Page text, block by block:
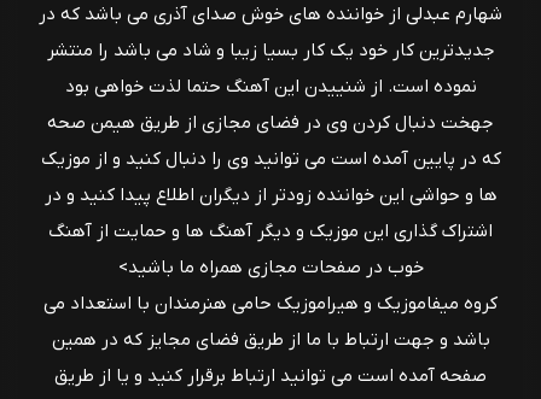
شهارم عبدلی از خواننده های خوش صدای آذری می باشد که در
جدیدترین کار خود یک کار بسیا زیبا و شاد می باشد را منتشر
نموده است. از شنییدن این آهنگ حتما لذت خواهی بود
جهخت دنبال کردن وی در فضای مجازی از طریق هیمن صحه
که در پایین آمده است می توانید وی را دنبال کنید و از موزیک
ها و حواشی این خواننده زودتر از دیگران اطلاع پیدا کنید و در
اشتراک گذاری این موزیک و دیگر آهنگ ها و حمایت از آهنگ
خوب در صفحات مجازی همراه ما باشید>
کروه میفاموزیک و هیراموزیک حامی هنرمندان با استعداد می
باشد و جهت ارتباط با ما از طریق فضای مجایز که در همین
صفحه آمده است می توانید ارتباط برقرار کنید و یا از طریق